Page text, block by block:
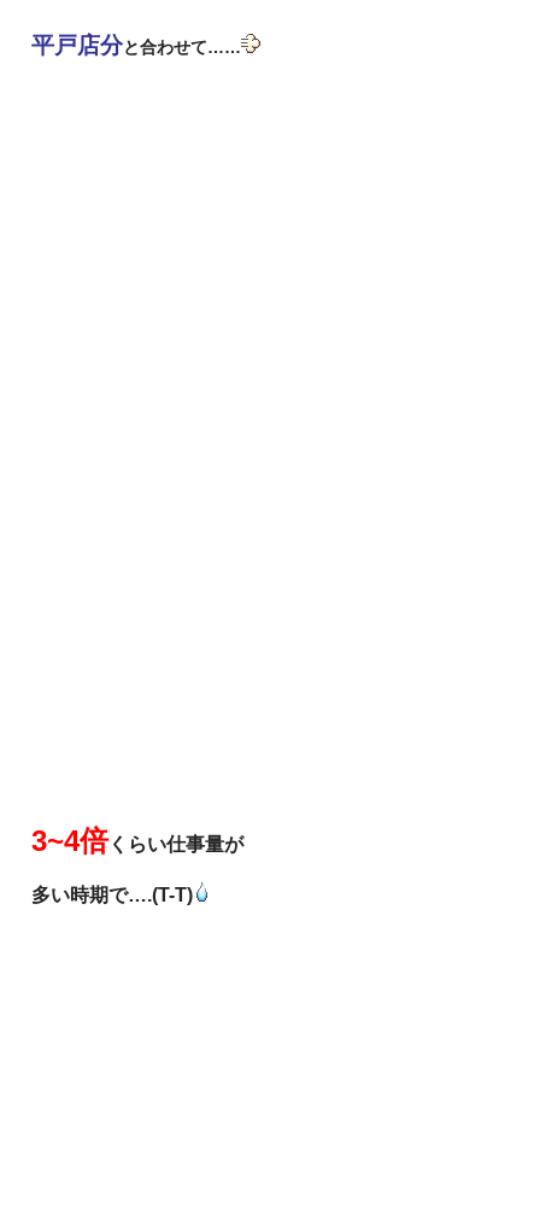
平戸店分と合わせて……
3~4倍くらい仕事量が
多い時期で….(T-T)